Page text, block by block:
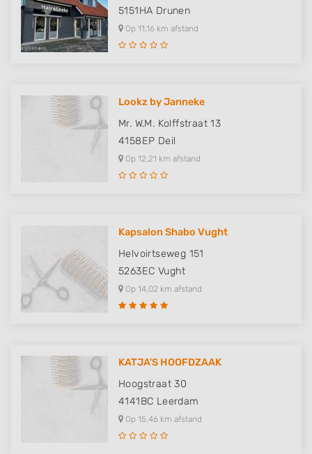
5151HA Drunen
Op 11,16 km afstand
Lookz by Janneke
Mr. W.M. Kolffstraat 13
4158EP Deil
Op 12,21 km afstand
Kapsalon Shabo Vught
Helvoirtseweg 151
5263EC Vught
Op 14,02 km afstand
KATJA'S HOOFDZAAK
Hoogstraat 30
4141BC Leerdam
Op 15,46 km afstand